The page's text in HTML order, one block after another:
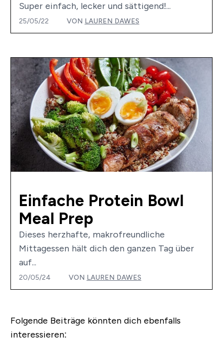
Super einfach, lecker und sättigend!...
25/05/22 VON LAUREN DAWES
Einfache Protein Bowl
Meal Prep
Dieses herzhafte, makrofreundliche
Mittagessen hält dich den ganzen Tag über
auf...
20/05/24 VON LAUREN DAWES
Folgende Beiträge könnten dich ebenfalls
interessieren: